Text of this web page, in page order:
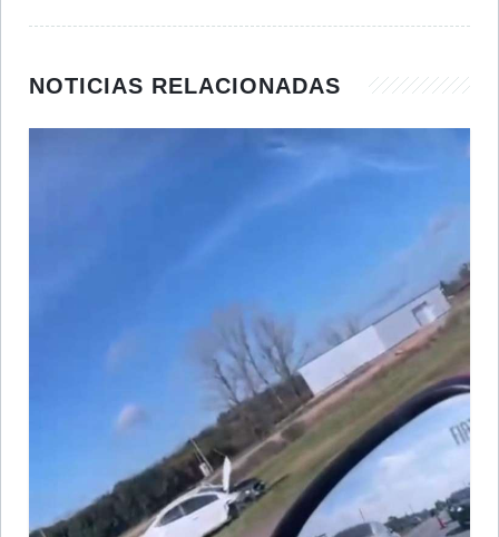
NOTICIAS RELACIONADAS